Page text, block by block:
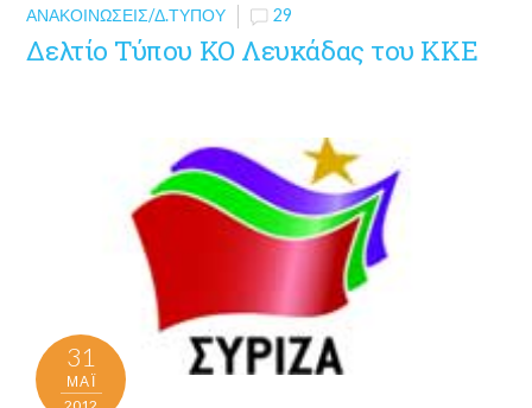
ΑΝΑΚΟΙΝΏΣΕΙΣ/Δ.ΤΎΠΟΥ 29
Δελτίο Τύπου ΚΟ Λευκάδας του ΚΚΕ
31
ΜΑΪ́